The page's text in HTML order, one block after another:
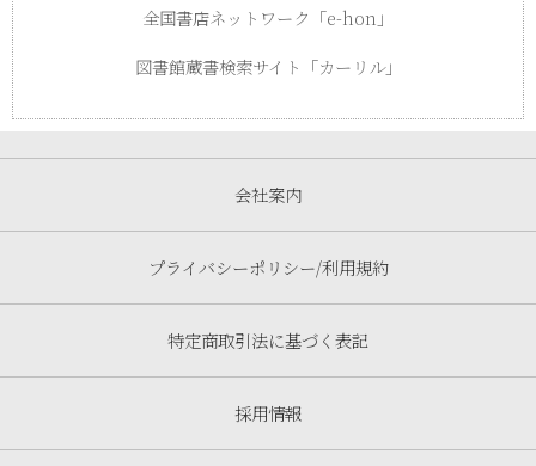
全国書店ネットワーク「e-hon」
図書館蔵書検索サイト「カーリル」
会社案内
プライバシーポリシー/利用規約
特定商取引法に基づく表記
採用情報